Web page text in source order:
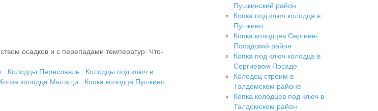
осадков и с перепадами температур. Что-
. Колодцы Переславль . Колодцы под ключ в
Копка колодца Мытищи . Копка колодца Пушкино,
Пушкинский район
Копка под ключ колодца в
Пушкино
Копка колодцев Сергиев-
Посадский район
Копка под ключ колодца в
Сергиевом Посаде
Колодец строим в
Талдомском районе
Копка колодцев под ключ в
Талдомском район